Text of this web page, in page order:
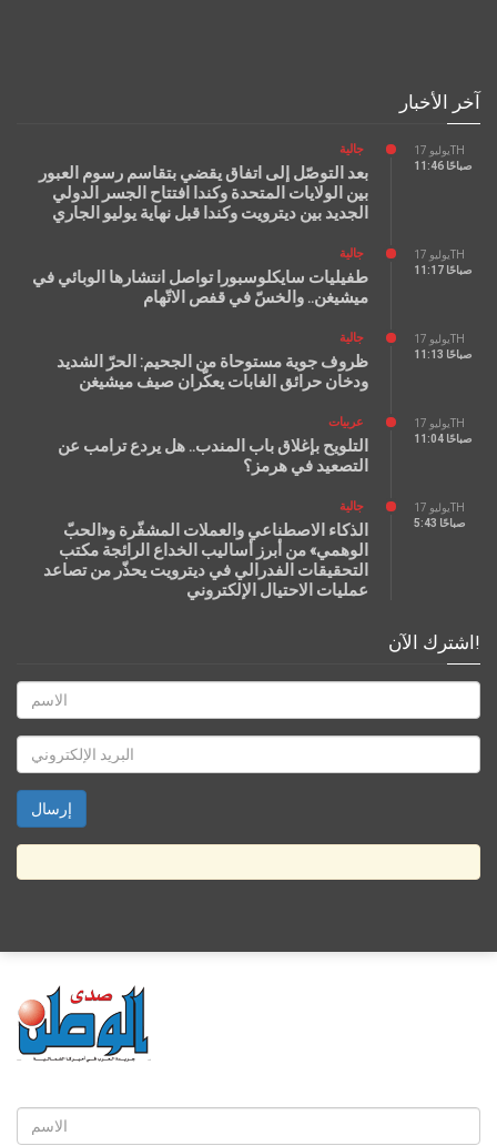
آخر الأخبار
يوليو 17TH
11:46 صباحًا
جالية
بعد التوصّل إلى اتفاق يقضي بتقاسم رسوم العبور
بين الولايات المتحدة وكندا افتتاح الجسر الدولي
الجديد بين ديترويت وكندا قبل نهاية يوليو الجاري
يوليو 17TH
11:17 صباحًا
جالية
طفيليات سايكلوسبورا تواصل انتشارها الوبائي في
ميشيغن.. والخسّ في قفص الاتّهام
يوليو 17TH
11:13 صباحًا
جالية
ظروف جوية مستوحاة من الجحيم: الحرّ الشديد
ودخان حرائق الغابات يعكّران صيف ميشيغن
يوليو 17TH
11:04 صباحًا
عربيات
التلويح بإغلاق باب المندب.. هل يردع ترامب عن
التصعيد في هرمز؟
يوليو 17TH
5:43 صباحًا
جالية
الذكاء الاصطناعي والعملات المشفّرة و«الحبّ
الوهمي» من أبرز أساليب الخداع الرائجة مكتب
التحقيقات الفدرالي في ديترويت يحذّر من تصاعد
عمليات الاحتيال الإلكتروني
اشترك الآن!